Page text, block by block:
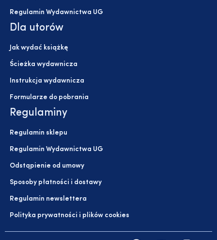
Regulamin Wydawnictwa UG
Dla utorów
Jak wydać książkę
Ścieżka wydawnicza
Instrukcja wydawnicza
Formularze do pobrania
Regulaminy
Regulamin sklepu
Regulamin Wydawnictwa UG
Odstąpienie od umowy
Sposoby płatności i dostawy
Regulamin newslettera
Polityka prywatności i plików cookies